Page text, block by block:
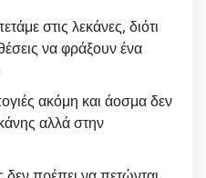
στις λεκάνες, διότι
να φράξουν ένα
ακόμη και άοσμα δεν
αλλά στην